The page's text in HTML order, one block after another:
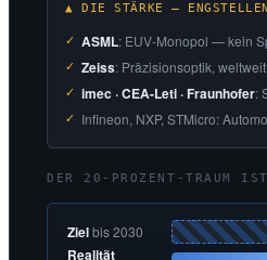
▲ DIE STÄRKE — ENGSTELLEN
ASML: EUV-Monopol — kein
Zeiss: Präzisionsoptik,
imec · CEA-Leti · Fraunhofer:
Infineon, NXP, STMicro:
DER 20-PROZENT-TRAUM
Zielbis 2030
Realität